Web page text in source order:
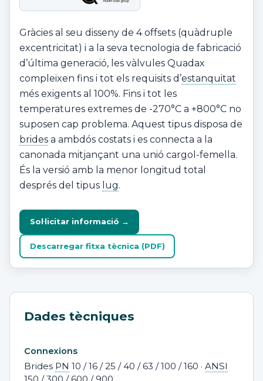
Gràcies al seu disseny de 4 offsets (quàdruple
excentricitat) i a la seva tecnologia de fabricació
d’última generació, les vàlvules Quadax
compleixen fins i tot els requisits d’estanquitat
més exigents al 100%. Fins i tot les
temperatures extremes de -270°C a +800°C no
suposen cap problema. Aquest tipus disposa de
brides a ambdós costats i es connecta a la
canonada mitjançant una unió cargol-femella.
És la versió amb la menor longitud total
després del tipus lug.
Sol·licitar informació →
Descarregar fitxa tècnica (PDF)
Dades tècniques
Connexions
Brides PN 10 / 16 / 25 / 40 / 63 / 100 / 160 · ANSI